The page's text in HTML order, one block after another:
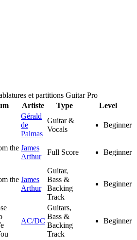
et partitions Guitar Pro
Artiste Type Level
Gérald
de
Palmas
Guitar &
Vocals
Beginner
the James
Arthur
Full Score Beginner
the James
Arthur
Guitar,
Bass &
Backing
Track
Beginner
AC/DC
Guitars,
Bass &
Backing
Track
Beginner